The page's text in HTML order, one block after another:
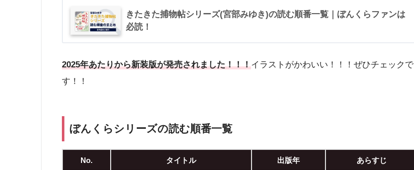
きたきた捕物帖シリーズ(宮部みゆき)の読む順番一覧｜ぼんくらファンは
必読！
2025年あたりから新装版が発売されました！！！イラストがかわいい！！！ぜひチェックで
す！！
ぼんくらシリーズの読む順番一覧
No. タイトル 出版年 あらすじ